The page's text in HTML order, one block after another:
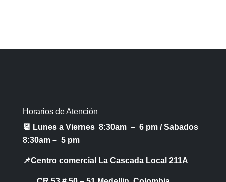
Horarios de Atención
📆 Lunes a Viernes 8:30am – 6 pm /Sabados
8:30am – 5 pm
📌Centro comercial La Cascada Local 211A